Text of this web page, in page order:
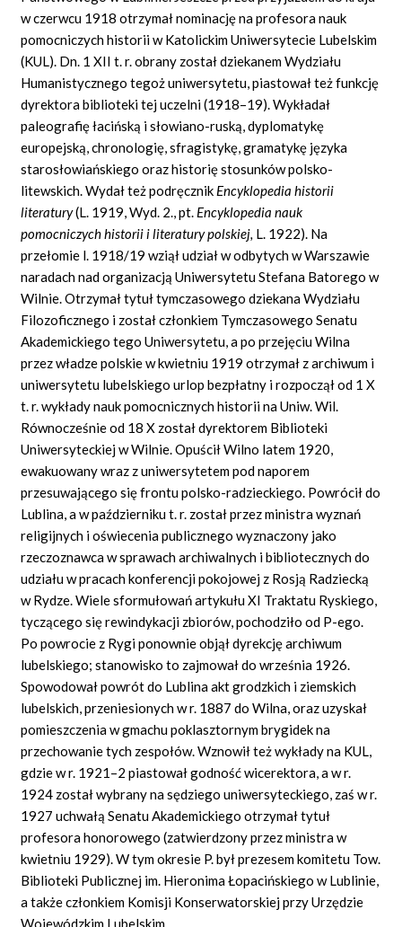
w czerwcu 1918 otrzymał nominację na profesora nauk
pomocniczych historii w Katolickim Uniwersytecie Lubelskim
(KUL). Dn. 1 XII t. r. obrany został dziekanem Wydziału
Humanistycznego tegoż uniwersytetu, piastował też funkcję
dyrektora biblioteki tej uczelni (1918–19). Wykładał
paleografię łacińską i słowiano-ruską, dyplomatykę
europejską, chronologię, sfragistykę, gramatykę języka
starosłowiańskiego oraz historię stosunków polsko-
litewskich. Wydał też podręcznik Encyklopedia historii
literatury(L. 1919, Wyd. 2., pt. Encyklopedia nauk
pomocniczych historii i literatury polskiej, L. 1922). Na
przełomie l. 1918/19 wziął udział w odbytych w Warszawie
naradach nad organizacją Uniwersytetu Stefana Batorego w
Wilnie. Otrzymał tytuł tymczasowego dziekana Wydziału
Filozoficznego i został członkiem Tymczasowego Senatu
Akademickiego tego Uniwersytetu, a po przejęciu Wilna
przez władze polskie w kwietniu 1919 otrzymał z archiwum i
uniwersytetu lubelskiego urlop bezpłatny i rozpoczął od 1 X
t. r. wykłady nauk pomocnicznych historii na Uniw. Wil.
Równocześnie od 18 X został dyrektorem Biblioteki
Uniwersyteckiej w Wilnie. Opuścił Wilno latem 1920,
ewakuowany wraz z uniwersytetem pod naporem
przesuwającego się frontu polsko-radzieckiego. Powrócił do
Lublina, a w październiku t. r. został przez ministra wyznań
religijnych i oświecenia publicznego wyznaczony jako
rzeczoznawca w sprawach archiwalnych i bibliotecznych do
udziału w pracach konferencji pokojowej z Rosją Radziecką
w Rydze. Wiele sformułowań artykułu XI Traktatu Ryskiego,
tyczącego się rewindykacji zbiorów, pochodziło od P-ego.
Po powrocie z Rygi ponownie objął dyrekcję archiwum
lubelskiego; stanowisko to zajmował do września 1926.
Spowodował powrót do Lublina akt grodzkich i ziemskich
lubelskich, przeniesionych w r. 1887 do Wilna, oraz uzyskał
pomieszczenia w gmachu poklasztornym brygidek na
przechowanie tych zespołów. Wznowił też wykłady na KUL,
gdzie w r. 1921–2 piastował godność wicerektora, a w r.
1924 został wybrany na sędziego uniwersyteckiego, zaś w r.
1927 uchwałą Senatu Akademickiego otrzymał tytuł
profesora honorowego (zatwierdzony przez ministra w
kwietniu 1929). W tym okresie P. był prezesem komitetu Tow.
Biblioteki Publicznej im. Hieronima Łopacińskiego w Lublinie,
a także członkiem Komisji Konserwatorskiej przy Urzędzie
Wojewódzkim Lubelskim.